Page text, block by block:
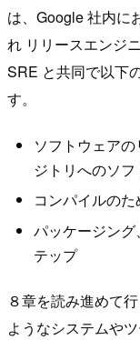
は、Google 社内に
れ リリースエンジ
SRE と共同で以下
す。
ソフトウェア
ジトリへのソ
コンパイルの
パッケージン
テップ
８章を読み進めて
ようなシステムや